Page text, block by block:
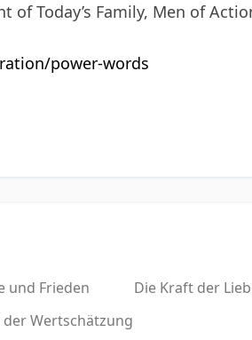
of Today’s Family, Men of
power-words
und Frieden Die Kraft der
der Wertschätzung